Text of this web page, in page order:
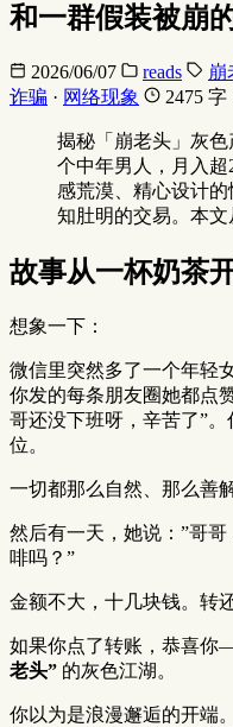
和一群假装被崩
2026/06/07 reads 崩
诈骗 · 网络现象 2475 字
揭秘「崩老头」灰
个中年男人，月入
感荒漠、精心设计
知肚明的交易。本文
故事从一杯奶茶
想象一下：
微信里突然多了一个年轻
你发的每条朋友圈她都点
哥还没下班呀，辛苦了”
位。
一切都那么自然、那么善
然后有一天，她说：”哥
啡吗？”
金额不大，十几块钱。转
如果你点了转账，恭喜
老头” 的灰色江湖。
你以为是浪漫邂逅的开端